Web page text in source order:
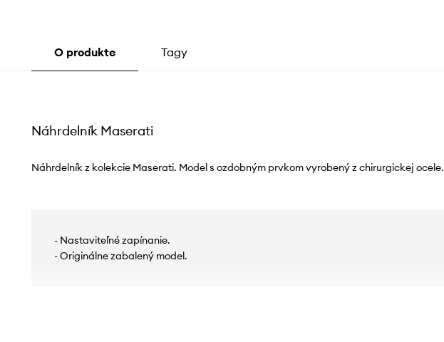
O produkte Tagy
Náhrdelník Maserati
Náhrdelník z kolekcie Maserati. Model s ozdobným prvkom vyrobený z chirurgickej ocele.
- Nastaviteľné zapínanie.
- Originálne zabalený model.